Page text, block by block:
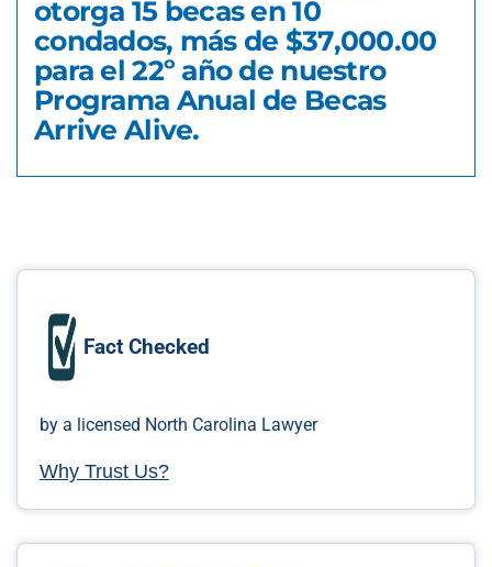
otorga 15 becas en 10
condados, más de $37,000.00
para el 22º año de nuestro
Programa Anual de Becas
Arrive Alive.
Fact Checked
by a licensed North Carolina Lawyer
Why Trust Us?